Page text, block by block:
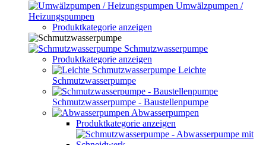
Umwälzpumpen /
Heizungspumpen
Produktkategorie anzeigen
Schmutzwasserpumpe
Produktkategorie anzeigen
Leichte
Schmutzwasserpumpe
Schmutzwasserpumpe - Baustellenpumpe
Abwasserpumpen
Produktkategorie anzeigen